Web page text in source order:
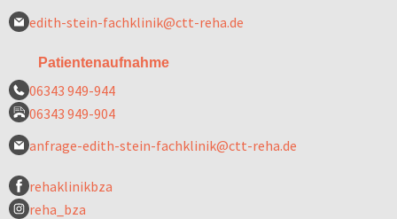
edith-stein-fachklinik@ctt-reha.de
Patientenaufnahme
06343 949-944
06343 949-904
anfrage-edith-stein-fachklinik@ctt-reha.de
rehaklinikbza
reha_bza